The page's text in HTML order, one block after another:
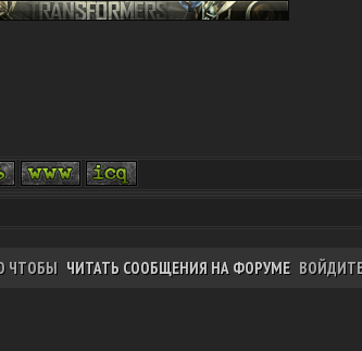
ЧТОБЫ ЧИТАТЬ СООБЩЕНИЯ НА ФОРУМЕ